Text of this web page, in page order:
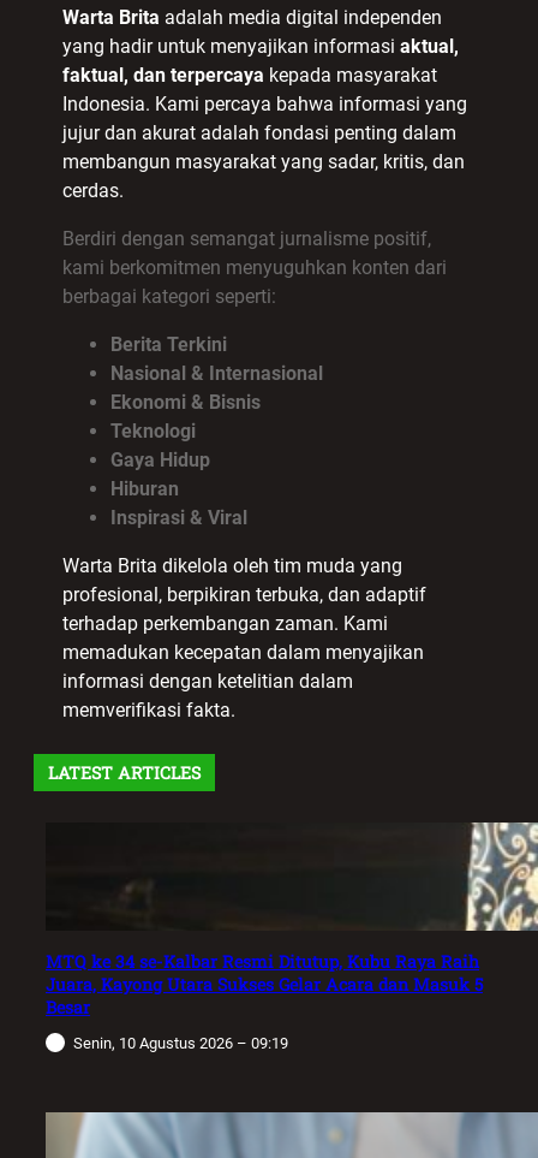
Warta Brita adalah media digital independen
yang hadir untuk menyajikan informasi aktual,
faktual, dan terpercaya kepada masyarakat
Indonesia. Kami percaya bahwa informasi yang
jujur dan akurat adalah fondasi penting dalam
membangun masyarakat yang sadar, kritis, dan
cerdas.
Berdiri dengan semangat jurnalisme positif,
kami berkomitmen menyuguhkan konten dari
berbagai kategori seperti:
Berita Terkini
Nasional & Internasional
Ekonomi & Bisnis
Teknologi
Gaya Hidup
Hiburan
Inspirasi & Viral
Warta Brita dikelola oleh tim muda yang
profesional, berpikiran terbuka, dan adaptif
terhadap perkembangan zaman. Kami
memadukan kecepatan dalam menyajikan
informasi dengan ketelitian dalam
memverifikasi fakta.
LATEST ARTICLES
MTQ ke 34 se-Kalbar Resmi Ditutup, Kubu Raya Raih
Juara, Kayong Utara Sukses Gelar Acara dan Masuk 5
Besar
Senin, 10 Agustus 2026 – 09:19